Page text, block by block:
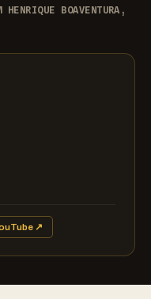
BOAVENTURA,
↗